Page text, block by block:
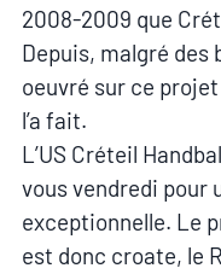
2008-2009 que
Depuis, malgré des
oeuvré sur ce
l’a fait.
L’US Créteil
vous vendredi pour
exceptionnelle. Le
est donc croate, le